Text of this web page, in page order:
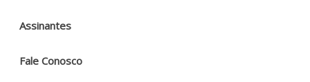
Assinantes
Fale Conosco